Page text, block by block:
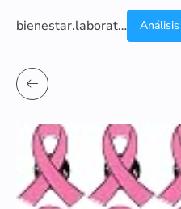
bienestar.laboratoriocliniconsb.com
Análisis